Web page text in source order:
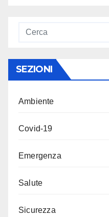
SEZIONI
Ambiente
Covid-19
Emergenza
Salute
Sicurezza